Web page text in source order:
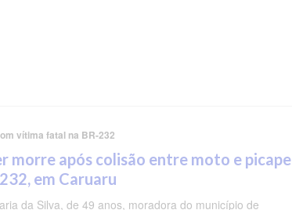
vítima fatal na BR-232
morre após colisão entre moto e picape
em Caruaru
da Silva, de 49 anos, moradora do município de